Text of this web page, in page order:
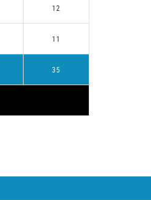
12
11
35